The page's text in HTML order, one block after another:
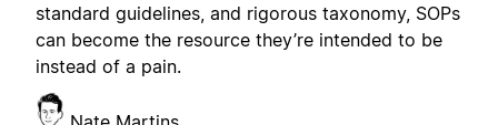
standard guidelines, and rigorous taxonomy, SOPs
can become the resource they’re intended to be
instead of a pain.